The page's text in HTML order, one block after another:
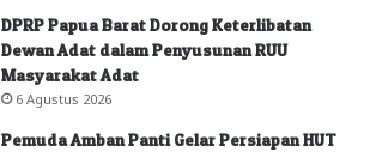
DPRP Papua Barat Dorong Keterlibatan
Dewan Adat dalam Penyusunan RUU
Masyarakat Adat
6 Agustus 2026
Pemuda Amban Panti Gelar Persiapan HUT